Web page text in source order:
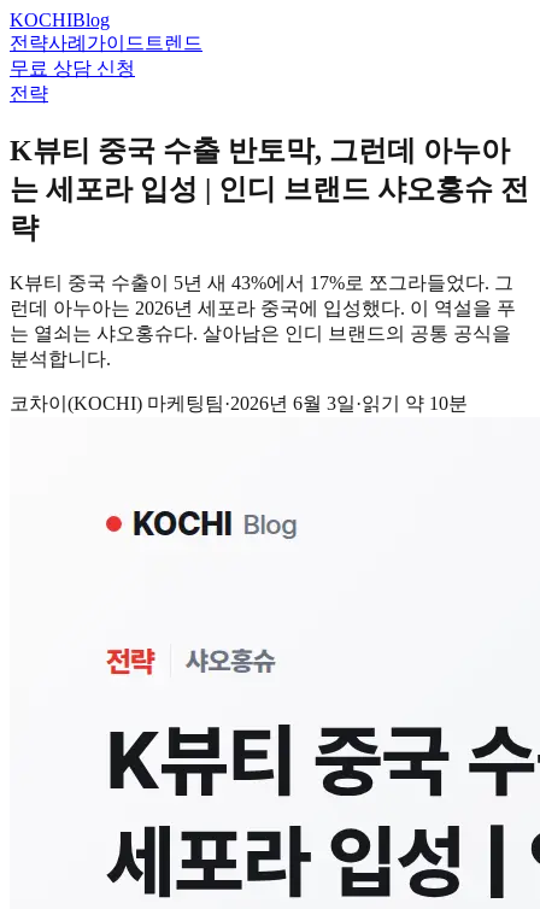
KOCHIBlog
전략사례 가이드 트렌드
무료 상담 신청
전략
K뷰티 중국 수출 반토막, 그런데 아누아
는 세포라 입성 | 인디 브랜드 샤오홍슈 전
략
K뷰티 중국 수출이 5년 새 43%에서 17%로 쪼그라들었다. 그
런데 아누아는 2026년 세포라 중국에 입성했다. 이 역설을 푸
는 열쇠는 샤오홍슈다. 살아남은 인디 브랜드의 공통 공식을
분석합니다.
코차이(KOCHI) 마케팅팀·2026년 6월 3일·읽기 약 10분